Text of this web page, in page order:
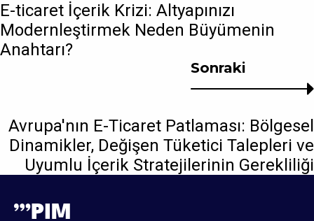
Sonraki
Avrupa'nın E-Ticaret Patlaması: Bölgesel
Dinamikler, Değişen Tüketici Talepleri ve
Uyumlu İçerik Stratejilerinin Gerekliliği
E-ticaret İçerik Krizi: Altyapınızı
Modernleştirmek Neden Büyümenin
Anahtarı?